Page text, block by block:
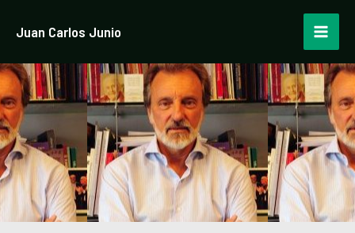
Juan Carlos Junio
de